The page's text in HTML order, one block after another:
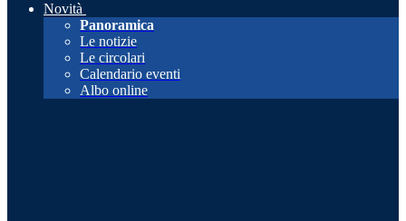
Novità
Panoramica
Le notizie
Le circolari
Calendario eventi
Albo online